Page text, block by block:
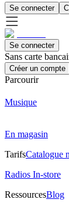
Se connecter
Se connecter
Sans carte
Créer un compte
Parcourir
Musique
En magasin
TarifsCatalogue
Radios In-store
RessourcesBlog